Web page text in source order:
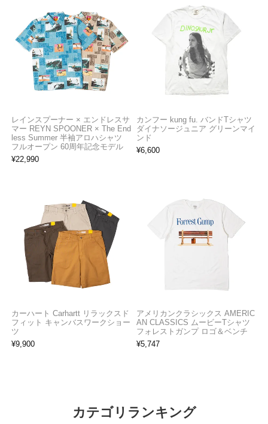
レインスプーナー × エンドレスサ
マー REYN SPOONER × The End
less Summer 半袖アロハシャツ
フルオープン 60周年記念モデル
¥22,990
カンフー kung fu. バンドTシャツ
ダイナソージュニア グリーンマイ
ンド
¥6,600
カーハート Carhartt リラックスド
フィット キャンバスワークショー
ツ
¥9,900
アメリカンクラシックス AMERIC
AN CLASSICS ムービーTシャツ
フォレストガンプ ロゴ＆ベンチ
¥5,747
カテゴリランキング